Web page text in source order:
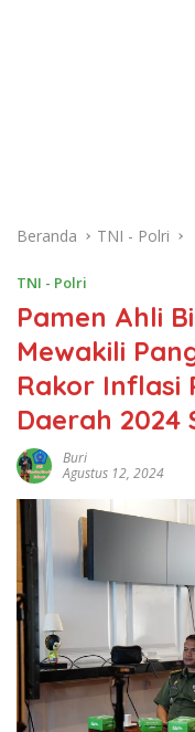
Beranda TNI - Polri
TNI - Polri
Pamen Ahli
Mewakili
Rakor Inflasi
Daerah 2024
Buri
Agustus 12, 2024